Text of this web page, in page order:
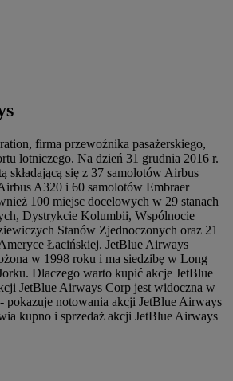
firma przewoźnika pasażerskiego,
lotniczego. Na dzień 31 grudnia 2016 r.
składającą się z 37 samolotów Airbus
A320 i 60 samolotów Embraer
100 miejsc docelowych w 29 stanach
Dystrykcie Kolumbii, Wspólnocie
Stanów Zjednoczonych oraz 21
Łacińskiej. JetBlue Airways
w 1998 roku i ma siedzibę w Long
Dlaczego warto kupić akcje JetBlue
JetBlue Airways Corp jest widoczna w
pokazuje notowania akcji JetBlue Airways
kupno i sprzedaż akcji JetBlue Airways